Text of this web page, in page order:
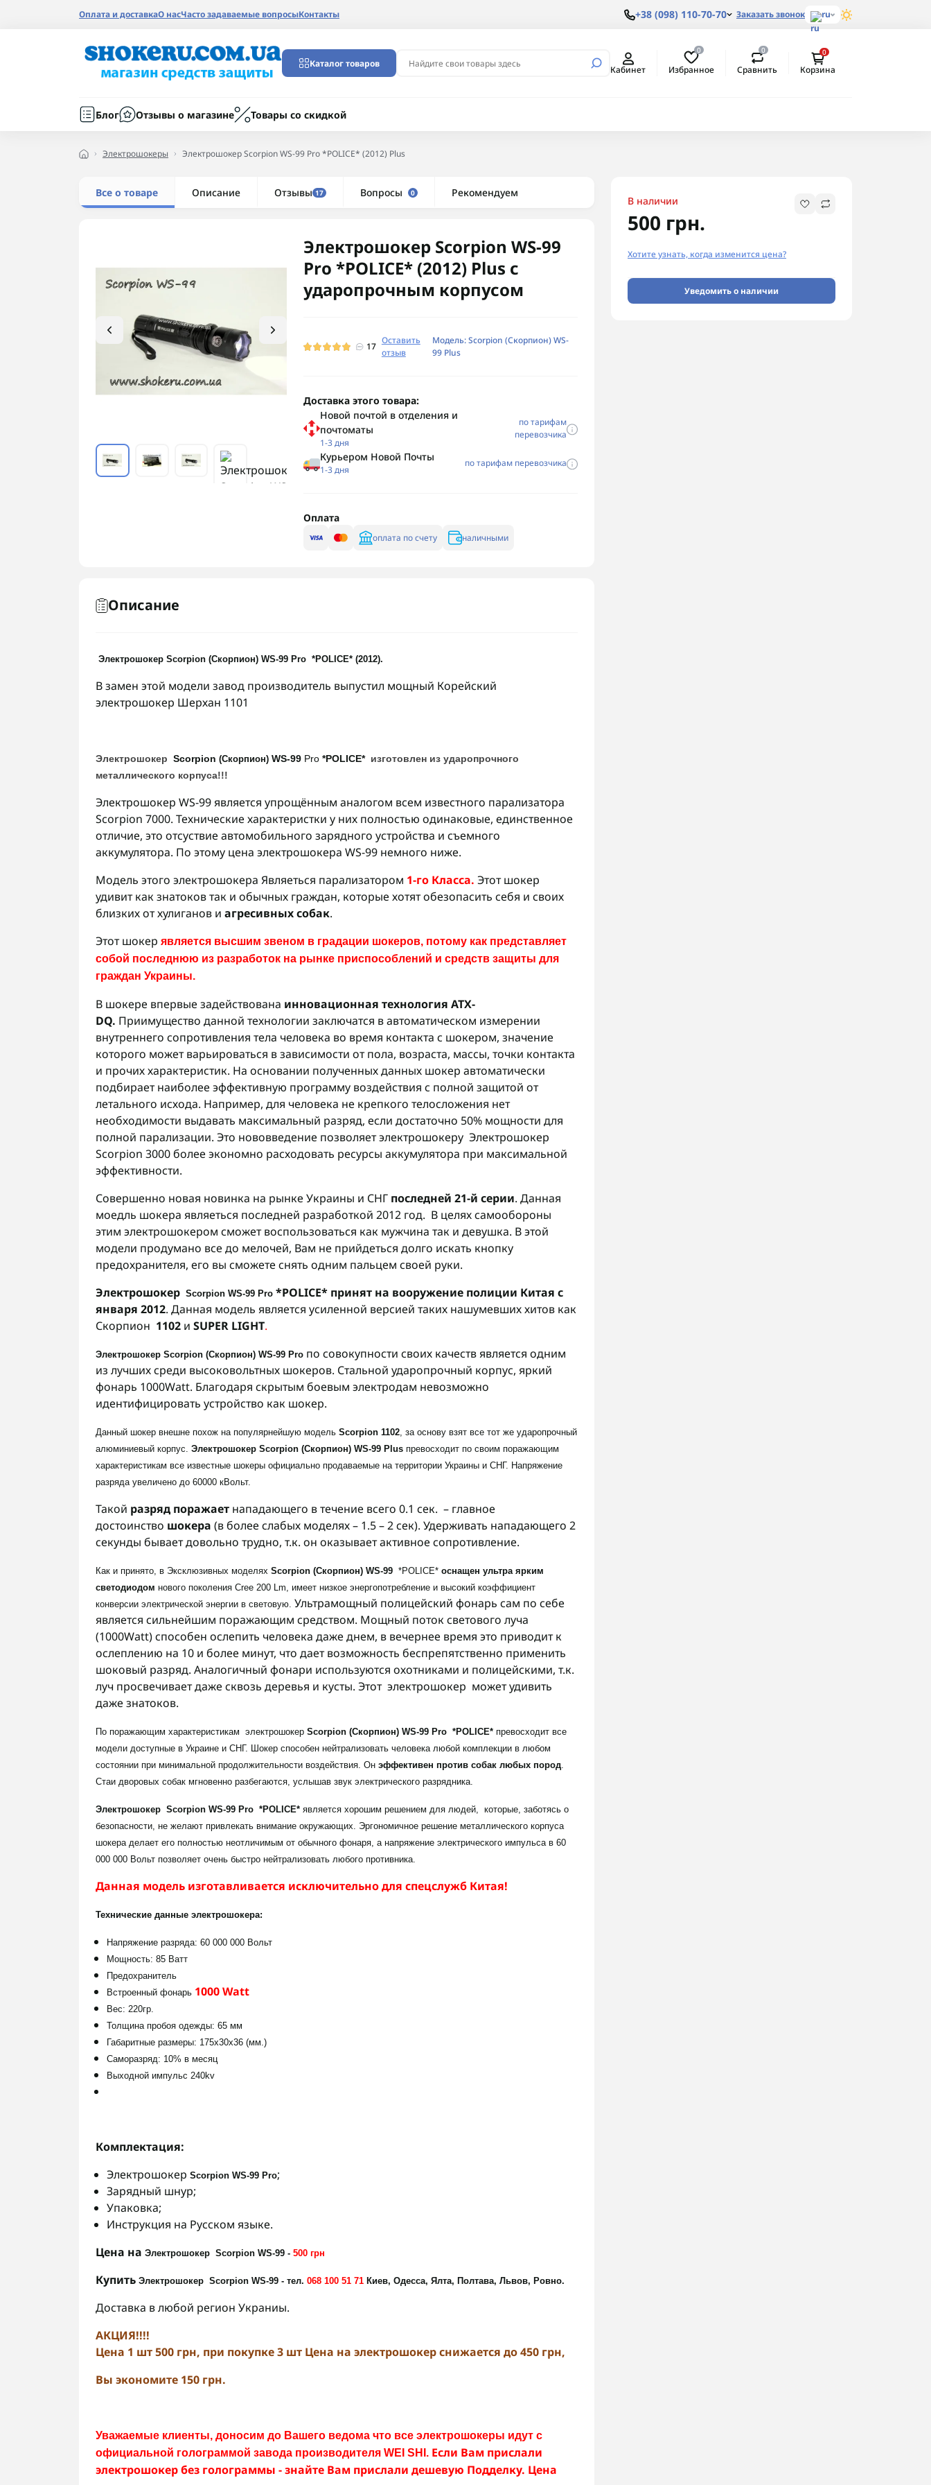
Оплата и доставкаО насЧасто задаваемые вопросыКонтакты +38 (098) 110-70-70 Заказать звонок ru
Каталог товаров
Кабинет
0
Избранное
0
Сравнить
0
Корзина
Блог Отзывы о магазине Товары со скидкой
Электрошокеры Электрошокер Scorpion WS-99 Pro *POLICE* (2012) Plus
Все о товаре Описание Отзывы 17 Вопросы 0 Рекомендуем
Электрошокер Scorpion WS-99
Pro *POLICE* (2012) Plus с
ударопрочным корпусом
17
Оставить
отзыв
Модель: Scorpion (Скорпион) WS-
99 Plus
В наличии
500 грн.
Хотите узнать, когда изменится цена?
Уведомить о наличии
Доставка этого товара:
Новой почтой в отделения и
почтоматы
1-3 дня
по тарифам
перевозчика
Курьером Новой Почты
1-3 дня
по тарифам перевозчика
Оплата
оплата по счету наличными
Описание
Электрошокер Scorpion (Скорпион) WS-99 Pro *POLICE* (2012).
В замен этой модели завод производитель выпустил мощный Корейский
электрошокер Шерхан 1101
Электрошокер Scorpion (Скорпион) WS-99 Pro *POLICE* изготовлен из ударопрочного
металлического корпуса!!!
Электрошокер WS-99 является упрощённым аналогом всем известного парализатора
Scorpion 7000. Технические характеристки у них полностью одинаковые, единственное
отличие, это отсуствие автомобильного зарядного устройства и съемного
аккумулятора. По этому цена электрошокера WS-99 немного ниже.
Модель этого электрошокера Являеться парализатором 1-го Класса. Этот шокер
удивит как знатоков так и обычных граждан, которые хотят обезопасить себя и своих
близких от хулиганов и агресивных собак.
Этот шокер является высшим звеном в градации шокеров, потому как представляет
собой последнюю из разработок на рынке приспособлений и средств защиты для
граждан Украины.
В шокере впервые задействована инновационная технология ATX-
DQ. Приимущество данной технологии заключатся в автоматическом измерении
внутреннего сопротивления тела человека во время контакта с шокером, значение
которого может варьироваться в зависимости от пола, возраста, массы, точки контакта
и прочих характеристик. На основании полученных данных шокер автоматически
подбирает наиболее эффективную программу воздействия с полной защитой от
летального исхода. Например, для человека не крепкого телосложения нет
необходимости выдавать максимальный разряд, если достаточно 50% мощности для
полной парализации. Это нововведение позволяет электрошокеру Электрошокер
Scorpion 3000 более экономно расходовать ресурсы аккумулятора при максимальной
эффективности.
Совершенно новая новинка на рынке Украины и СНГ последней 21-й серии. Данная
моедль шокера являеться последней разработкой 2012 год. В целях самообороны
этим электрошокером сможет воспользоваться как мужчина так и девушка. В этой
модели продумано все до мелочей, Вам не прийдеться долго искать кнопку
предохранителя, его вы сможете снять одним пальцем своей руки.
Электрошокер Scorpion WS-99 Pro *POLICE* принят на вооружение полиции Китая с
января 2012. Данная модель является усиленной версией таких нашумевших хитов как
Скорпион 1102 и SUPER LIGHT.
Электрошокер Scorpion (Скорпион) WS-99 Pro по совокупности своих качеств является одним
из лучших среди высоковольтных шокеров. Стальной ударопрочный корпус, яркий
фонарь 1000Watt. Благодаря скрытым боевым электродам невозможно
идентифицировать устройство как шокер.
Данный шокер внешне похож на популярнейшую модель Scorpion 1102, за основу взят все тот же ударопрочный
алюминиевый корпус. Электрошокер Scorpion (Скорпион) WS-99 Plus превосходит по своим поражающим
характеристикам все известные шокеры официально продаваемые на территории Украины и СНГ. Напряжение
разряда увеличено до 60000 кВольт.
Такой разряд поражает нападающего в течение всего 0.1 сек. – главное
достоинство шокера (в более слабых моделях – 1.5 – 2 сек). Удерживать нападающего 2
секунды бывает довольно трудно, т.к. он оказывает активное сопротивление.
Как и принято, в Эксклюзивных моделях Scorpion (Скорпион) WS-99 *POLICE* оснащен ультра ярким
светодиодом нового поколения Cree 200 Lm, имеет низкое энергопотребление и высокий коэффициент
конверсии электрической энергии в световую. Ультрамощный полицейский фонарь сам по себе
является сильнейшим поражающим средством. Мощный поток светового луча
(1000Watt) способен ослепить человека даже днем, в вечернее время это приводит к
ослеплению на 10 и более минут, что дает возможность беспрепятственно применить
шоковый разряд. Аналогичный фонари используются охотниками и полицейскими, т.к.
луч просвечивает даже сквозь деревья и кусты. Этот электрошокер может удивить
даже знатоков.
По поражающим характеристикам электрошокер Scorpion (Скорпион) WS-99 Pro *POLICE* превосходит все
модели доступные в Украине и СНГ. Шокер способен нейтрализовать человека любой комплекции в любом
состоянии при минимальной продолжительности воздействия. Он эффективен против собак любых пород.
Стаи дворовых собак мгновенно разбегаются, услышав звук электрического разрядника.
Электрошокер Scorpion WS-99 Pro *POLICE* является хорошим решением для людей, которые, заботясь о
безопасности, не желают привлекать внимание окружающих. Эргономичное решение металлического корпуса
шокера делает его полностью неотличимым от обычного фонаря, а напряжение электрического импульса в 60
000 000 Вольт позволяет очень быстро нейтрализовать любого противника.
Данная модель изготавливается исключительно для спецслужб Китая!
Технические данные электрошокера:
Напряжение разряда: 60 000 000 Вольт
Мощность: 85 Ватт
Предохранитель
Встроенный фонарь 1000 Watt
Вес: 220гр.
Толщина пробоя одежды: 65 мм
Габаритные размеры: 175х30х36 (мм.)
Саморазряд: 10% в месяц
Выходной импульс 240kv
Комплектация:
Электрошокер Scorpion WS-99 Pro;
Зарядный шнур;
Упаковка;
Инструкция на Русском языке.
Цена на Электрошокер Scorpion WS-99 - 500 грн
Купить Электрошокер Scorpion WS-99 - тел. 068 100 51 71 Киев, Одесса, Ялта, Полтава, Львов, Ровно.
Доставка в любой регион Украниы.
АКЦИЯ!!!!
Цена 1 шт 500 грн, при покупке 3 шт Цена на электрошокер снижается до 450 грн,
Вы экономите 150 грн.
Уважаемые клиенты, доносим до Вашего ведома что все электрошокеры идут с
официальной голограммой завода производителя WEI SHI. Если Вам прислали
электрошокер без голограммы - знайте Вам прислали дешевую Подделку. Цена